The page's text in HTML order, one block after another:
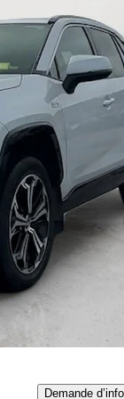
Affaire
Demande d’info